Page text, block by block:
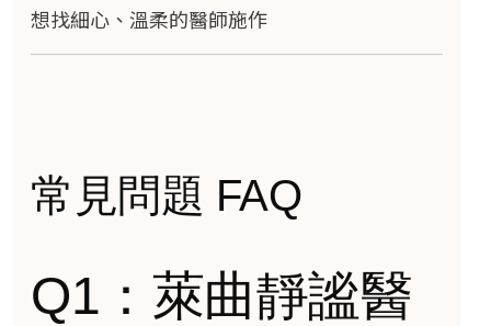
想找細心、溫柔的醫師施作
常見問題 FAQ
Q1：萊曲靜謐醫